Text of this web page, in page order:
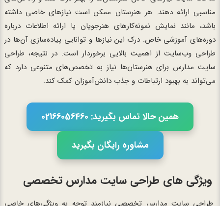
مناسبی ارائه دهند. هر هنرستان ممکن است نیازهای خاصی داشته
باشد، مانند نمایش نمونه‌کارهای هنرجویان یا ارائه اطلاعات درباره
دوره‌های آموزشی خاص. درک این نیازها و توانایی پیاده‌سازی آن‌ها در
طراحی وب‌سایت از اهمیت بالایی برخوردار است. در نتیجه، طراحی
سایت مدارس برای هنرستان‌ها نیاز به تخصص‌های متنوعی دارد که
می‌تواند به بهبود ارتباطات و جذب دانش‌آموزان کمک کند.
همین حالا تماس بگیرید: 02166056460
مشاوره رایگان بگیرید
ویژگی های طراحی سایت مدارس تخصصی